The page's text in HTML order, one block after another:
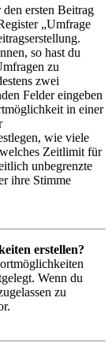
ersten Beitrag
„Umfrage
so hast du
zu
zwei
Felder eingeben
in einer
wie viele
Zeitlimit für
unbegrenzte
ihre Stimme
erstellen?
Wenn du
zu